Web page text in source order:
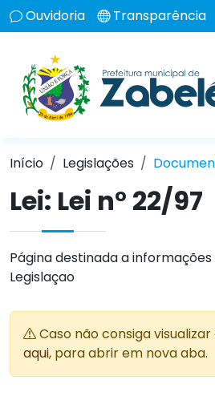
Ouvidoria Transparência
Início Legislações
Lei: Lei n° 22/97
Página destinada a
Legislaçao
Caso não consiga
aqui, para abrir em nova aba.